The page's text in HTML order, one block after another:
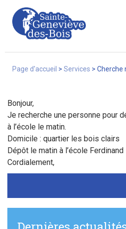
La Ville
Services
Page d'accueil > Services > Cherche
Bonjour,
Je recherche une personne pour
à l’école le matin.
Domicile : quartier les bois clairs
Dépôt le matin à l’école
Cordialement,